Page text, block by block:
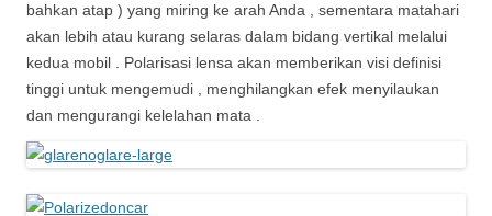
bahkan atap ) yang miring ke arah Anda , sementara matahari
akan lebih atau kurang selaras dalam bidang vertikal melalui
kedua mobil . Polarisasi lensa akan memberikan visi definisi
tinggi untuk mengemudi , menghilangkan efek menyilaukan
dan mengurangi kelelahan mata .